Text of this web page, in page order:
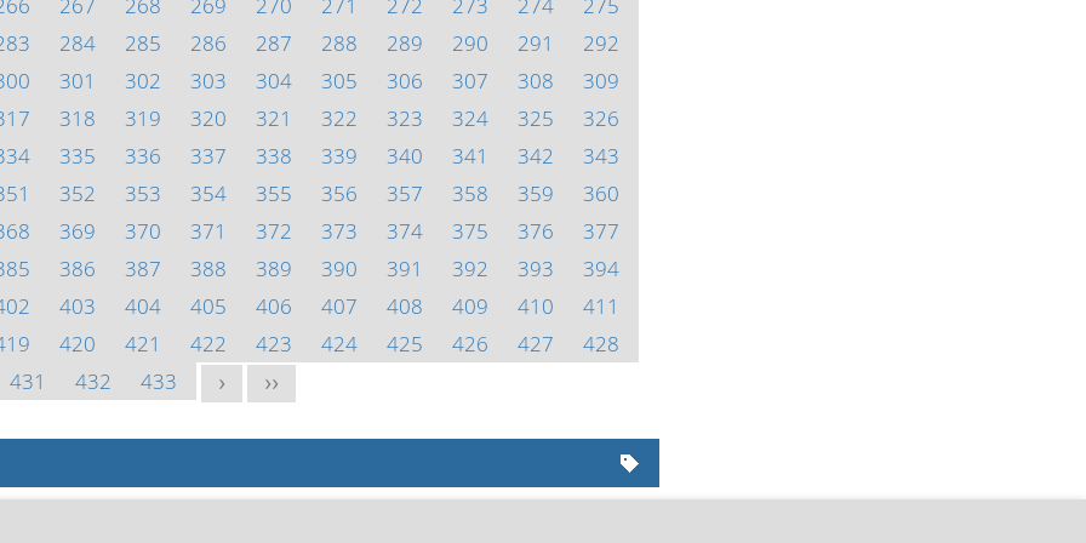
284 285 286 287 288 289 290 291
292
301 302 303 304 305 306 307 308
309
318 319 320 321 322 323 324 325
326
335 336 337 338 339 340 341 342
343
352 353 354 355 356 357 358 359
360
369 370 371 372 373 374 375 376
377
386 387 388 389 390 391 392 393
394
403 404 405 406 407 408 409 410
411
420 421 422 423 424 425 426 427
428
431
432 433 > >>